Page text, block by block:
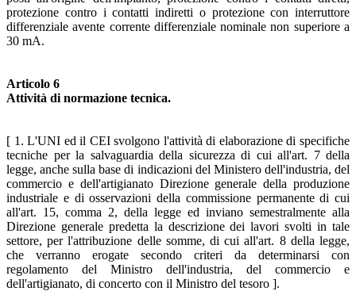
protezione contro i contatti indiretti o protezione con interruttore
differenziale avente corrente differenziale nominale non superiore a
30 mA.
Articolo 6
Attività di normazione tecnica.
[ 1. L'UNI ed il CEI svolgono l'attività di elaborazione di specifiche
tecniche per la salvaguardia della sicurezza di cui all'art. 7 della
legge, anche sulla base di indicazioni del Ministero dell'industria, del
commercio e dell'artigianato Direzione generale della produzione
industriale e di osservazioni della commissione permanente di cui
all'art. 15, comma 2, della legge ed inviano semestralmente alla
Direzione generale predetta la descrizione dei lavori svolti in tale
settore, per l'attribuzione delle somme, di cui all'art. 8 della legge,
che verranno erogate secondo criteri da determinarsi con
regolamento del Ministro dell'industria, del commercio e
dell'artigianato, di concerto con il Ministro del tesoro ].